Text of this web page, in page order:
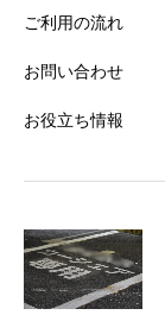
ご利用の流れ
お問い合わせ
お役立ち情報